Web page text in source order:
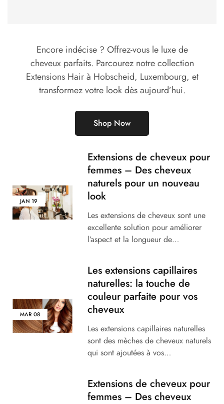
Encore indécise ? Offrez-vous le luxe de
cheveux parfaits. Parcourez notre collection
Extensions Hair à Hobscheid, Luxembourg, et
transformez votre look dès aujourd’hui.
Shop Now
JAN 19
Extensions de cheveux pour
femmes – Des cheveux
naturels pour un nouveau
look
Les extensions de cheveux sont une
excellente solution pour améliorer
l’aspect et la longueur de…
MAR08
Les extensions capillaires
naturelles: la touche de
couleur parfaite pour vos
cheveux
Les extensions capillaires naturelles
sont des mèches de cheveux naturels
qui sont ajoutées à vos…
Extensions de cheveux pour
femmes – Des cheveux